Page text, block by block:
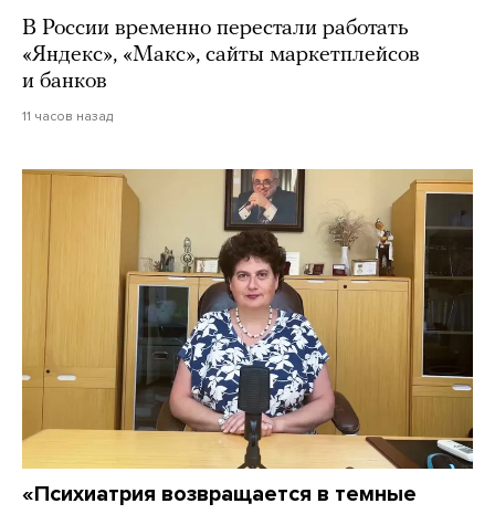
В России временно перестали работать
«Яндекс», «Макс», сайты маркетплейсов
и банков
11 часов назад
«Психиатрия возвращается в темные